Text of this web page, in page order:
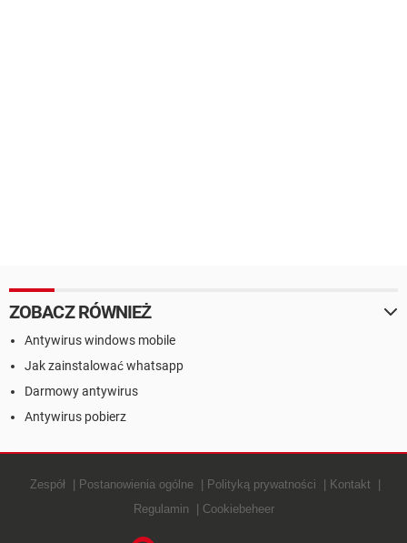
ZOBACZ RÓWNIEŻ
Antywirus windows mobile
Jak zainstalować whatsapp
Darmowy antywirus
Antywirus pobierz
Zespół Postanowienia ogólne Polityką prywatności
Kontakt
Regulamin
Cookiebeheer